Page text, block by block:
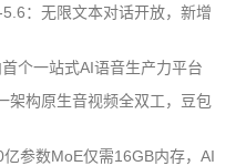
：无限文本对话开放，新增
个一站式AI语音生产力平台
架构原生音视频全双工，豆包
参数MoE仅需16GB内存，AI